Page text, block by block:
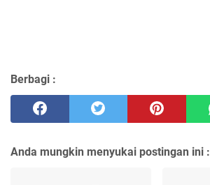
Berbagi :
Anda mungkin menyukai postingan ini :